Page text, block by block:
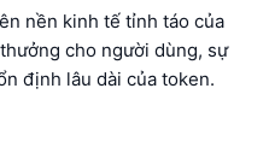
nền kinh tế tỉnh táo của
cho người dùng, sự
định lâu dài của token.